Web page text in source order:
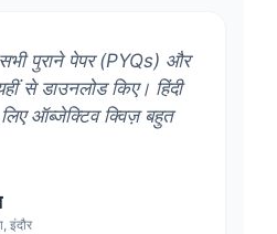
पुराने पेपर (PYQs) और
से डाउनलोड किए। हिंदी
ऑब्जेक्टिव क्विज़ बहुत
इंदौर